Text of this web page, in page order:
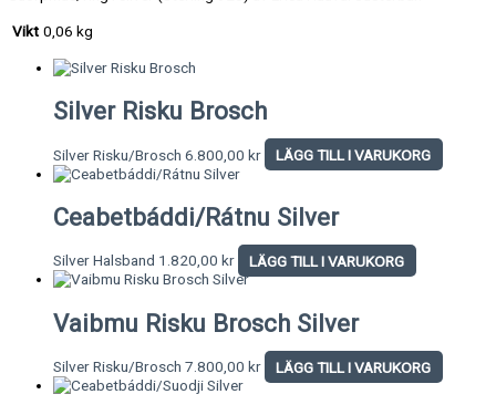
Vikt 0,06 kg
Silver Risku Brosch
Silver Risku/Brosch 6.800,00 kr LÄGG TILL I VARUKORG
Ceabetbáddi/Rátnu Silver
Silver Halsband 1.820,00 kr LÄGG TILL I VARUKORG
Vaibmu Risku Brosch Silver
Silver Risku/Brosch 7.800,00 kr LÄGG TILL I VARUKORG